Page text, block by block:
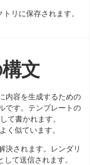
トリに保存されます。
文
内容を生成するための
です。テンプレートの
て書かれます。
く似ています。
決されます。レンダリ
て送信されます。